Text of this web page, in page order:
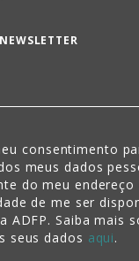
consentimento
meus dados
do meu endereço
de me ser
ADFP. Saiba mais
seus dados aqui.